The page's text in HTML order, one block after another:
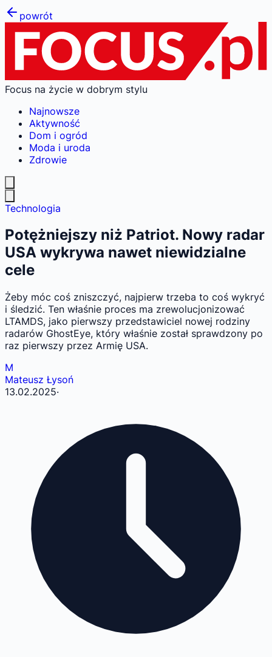
powrót
Focus na życie w dobrym stylu
Najnowsze
Aktywność
Dom i ogród
Moda i uroda
Zdrowie
Technologia
Potężniejszy niż Patriot. Nowy radar
USA wykrywa nawet niewidzialne
cele
Żeby móc coś zniszczyć, najpierw trzeba to coś wykryć
i śledzić. Ten właśnie proces ma zrewolucjonizować
LTAMDS, jako pierwszy przedstawiciel nowej rodziny
radarów GhostEye, który właśnie został sprawdzony po
raz pierwszy przez Armię USA.
M
Mateusz Łysoń
13.02.2025·